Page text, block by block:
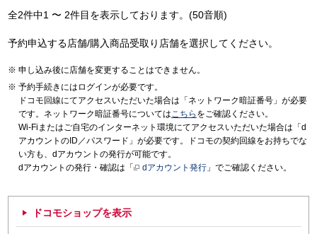
全2件中1 〜 2件目を表示しております。(50音順)
予約申込する店舗/購入商品受取り店舗を選択してください。
申し込み後に店舗を変更することはできません。
予約手続きにはログインが必要です。
ドコモ回線にてアクセスいただいた場合は「ネットワーク暗証番号」が必要
です。ネットワーク暗証番号についてはこちら をご確認ください。
Wi-Fiまたはご自宅のインターネット環境にてアクセスいただいた場合は「d
アカウントのID／パスワード」が必要です。ドコモの契約回線をお持ちでな
い方も、dアカウントの発行が可能です。
dアカウントの発行・確認は「
dアカウント発行 」でご確認ください。
ドコモショップを表示